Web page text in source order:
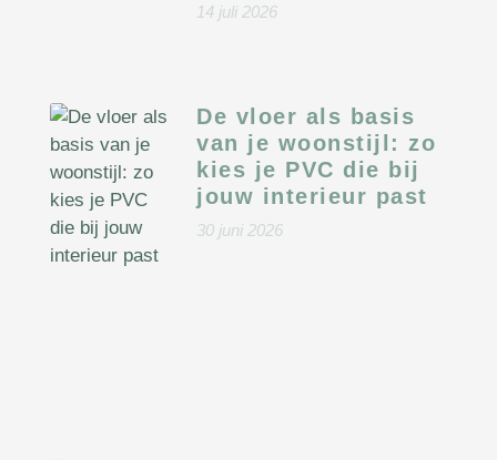
14 juli 2026
De vloer als basis
van je woonstijl: zo
kies je PVC die bij
jouw interieur past
30 juni 2026